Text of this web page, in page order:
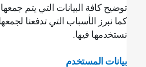
توضيح كافة البيانات التي يتم جمعها
كما نبرز الأسباب التي تدفعنا
نستخدمها فيها.
بيانات المستخدم